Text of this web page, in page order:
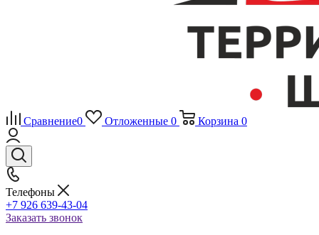
Сравнение0 Отложенные 0 Корзина 0
Телефоны
+7 926 639-43-04
Заказать звонок